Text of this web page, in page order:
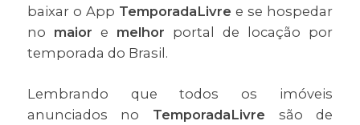
baixar o App TemporadaLivre e se hospedar
no maior e melhor portal de locação por
temporada do Brasil.
Lembrando que todos os imóveis
anunciados no TemporadaLivre são de